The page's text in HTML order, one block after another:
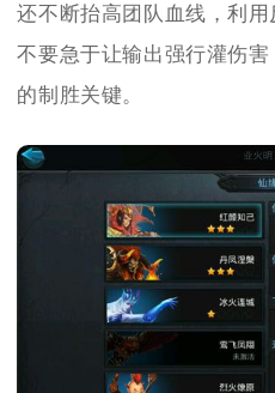
还不断抬高团队血线，利用
不要急于让输出强行灌伤
的制胜关键。